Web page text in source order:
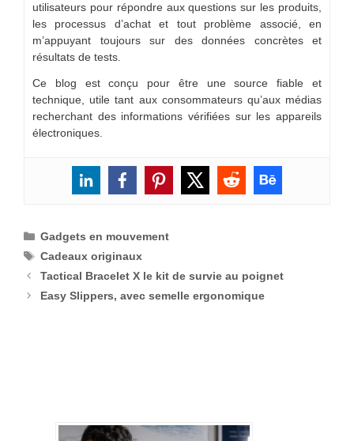
utilisateurs pour répondre aux questions sur les produits,
les processus d’achat et tout problème associé, en
m’appuyant toujours sur des données concrètes et
résultats de tests.
Ce blog est conçu pour être une source fiable et
technique, utile tant aux consommateurs qu’aux médias
recherchant des informations vérifiées sur les appareils
électroniques.
Catégories
Gadgets en mouvement
Étiquettes
Cadeaux originaux
Tactical Bracelet X le kit de survie au poignet
Easy Slippers, avec semelle ergonomique